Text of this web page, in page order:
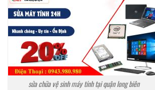
sửa chữa vệ sinh máy tính tại quận long biên